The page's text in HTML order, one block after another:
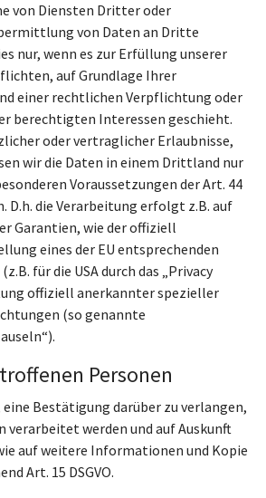
von Diensten Dritter oder
von Daten an Dritte
nur, wenn es zur Erfüllung unserer
auf Grundlage Ihrer
einer rechtlichen Verpflichtung oder
berechtigten Interessen geschieht.
oder vertraglicher Erlaubnisse,
wir die Daten in einem Drittland nur
Voraussetzungen der Art. 44
D.h. die Verarbeitung erfolgt z.B. auf
Garantien, wie der offiziell
eines der EU entsprechenden
für die USA durch das „Privacy
offiziell anerkannter spezieller
(so genannte
Personen
eine Bestätigung darüber zu verlangen,
verarbeitet werden und auf Auskunft
auf weitere Informationen und Kopie
Art. 15 DSGVO.